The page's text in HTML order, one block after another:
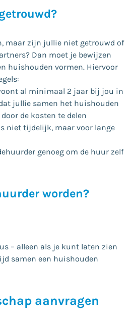
maar zijn jullie niet getrouwd of
Dan moet je bewijzen
huishouden vormen. Hiervoor
al minimaal 2 jaar bij jou in
jullie samen het huishouden
de kosten te delen
niet tijdelijk, maar voor lange
genoeg om de huur zelf
worden?
– alleen als je kunt laten zien
samen een huishouden
aanvragen